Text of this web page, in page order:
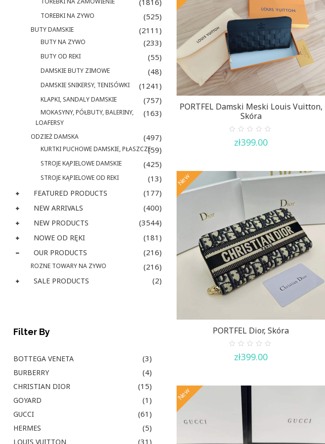
(1816)
TOREBKI NA ZYWO (525)
BUTY DAMSKIE (2111)
BUTY NA ZYWO (233)
BUTY OD REKI (55)
DAMSKIE BUTY ZIMOWE (48)
DAMSKIE SNIKERSY, TENISÓWKI (1241)
KLAPKI, SANDALY DAMSKIE (757)
MOKASYNY, PÓŁBUTY, BALERINY,
LOAFERSY
(163)
ODZIEŻ DAMSKA (497)
KURTKI PUCHOWE DAMSKIE, PŁASZCZE(59)
STROJE KĄPIELOWE DAMSKIE (425)
STROJE KĄPIELOWE OD REKI (13)
FEATURED PRODUCTS (177)
NEW ARRIVALS (400)
NEW PRODUCTS (3544)
NOWE OD RĘKI (181)
OUR PRODUCTS (216)
ROZNE TOWARY NA ZYWO (216)
SALE PRODUCTS (2)
Filter By
BOTTEGA VENETA (3)
BURBERRY (4)
CHRISTIAN DIOR (15)
GOYARD (1)
GUCCI (61)
HERMES (5)
LOUIS VUITTON (31)
PORTFEL Damski Meski Louis Vuitton,
Skóra
out
zł399.00
New
PORTFEL Dior, Skóra
out
zł399.00
New